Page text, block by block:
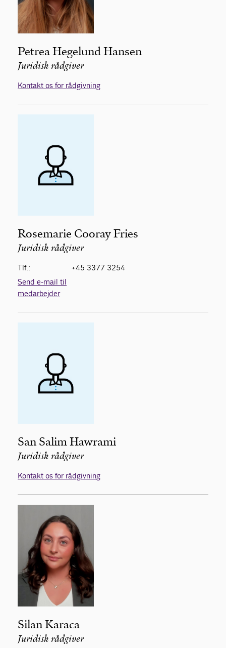
Petrea Hegelund Hansen
Juridisk rådgiver
Kontakt os for rådgivning
Rosemarie Cooray Fries
Juridisk rådgiver
Tlf.:
+45 3377 3254
Send e-mail til
medarbejder
San Salim Hawrami
Juridisk rådgiver
Kontakt os for rådgivning
Silan Karaca
Juridisk rådgiver